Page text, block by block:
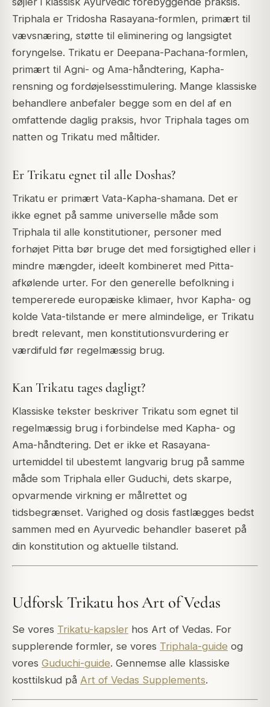
Triphala er Tridosha Rasayana-formlen, primært til
vævsnæring, støtte til eliminering og langsigtet
foryngelse. Trikatu er Deepana-Pachana-formlen,
primært til Agni- og Ama-håndtering, Kapha-
rensning og fordøjelsesstimulering. Mange klassiske
behandlere anbefaler begge som en del af en
omfattende daglig praksis, hvor Triphala tages om
natten og Trikatu med måltider.
Er Trikatu egnet til alle Doshas?
Trikatu er primært Vata-Kapha-shamana. Det er
ikke egnet på samme universelle måde som
Triphala til alle konstitutioner, personer med
forhøjet Pitta bør bruge det med forsigtighed eller i
mindre mængder, ideelt kombineret med Pitta-
afkølende urter. For den generelle befolkning i
tempererede europæiske klimaer, hvor Kapha- og
kolde Vata-tilstande er mere almindelige, er Trikatu
bredt relevant, men konstitutionsvurdering er
værdifuld før regelmæssig brug.
Kan Trikatu tages dagligt?
Klassiske tekster beskriver Trikatu som egnet til
regelmæssig brug i forbindelse med Kapha- og
Ama-håndtering. Det er ikke et Rasayana-
urtemiddel til ubestemt langvarig brug på samme
måde som Triphala eller Guduchi, dets skarpe,
opvarmende virkning er målrettet og
tidsbegrænset. Varighed og dosis fastlægges bedst
sammen med en Ayurvedic behandler baseret på
din konstitution og aktuelle tilstand.
Udforsk Trikatu hos Art of Vedas
Se vores Trikatu-kapsler hos Art of Vedas. For
supplerende formler, se vores Triphala-guide og
vores Guduchi-guide. Gennemse alle klassiske
kosttilskud på Art of Vedas Supplements.